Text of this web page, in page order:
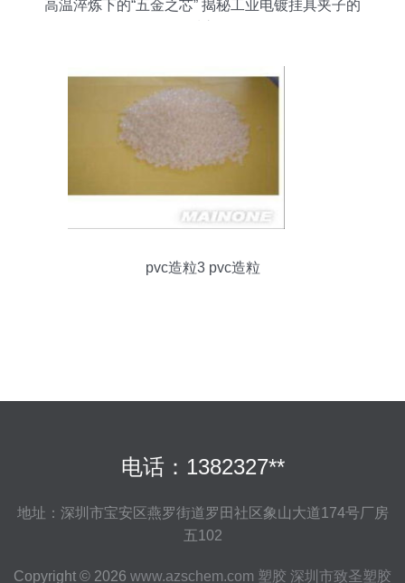
高温淬炼下的“五金之芯” 揭秘工业电镀挂具夹子的
pvc造粒3 pvc造粒
电话：1382327**
地址：深圳市宝安区燕罗街道罗田社区象山大道174号厂房
五102
Copyright © 2026 www.azschem.com 塑胶 深圳市致圣塑胶